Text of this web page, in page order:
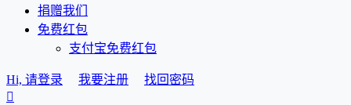
捐赠我们
免费红包
支付宝免费红包
Hi, 请登录 我要注册
找回密码
